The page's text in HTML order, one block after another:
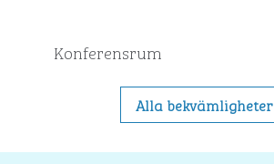
Konferensrum
Alla bekvämligheter